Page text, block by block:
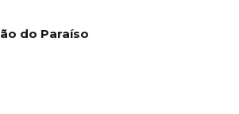
do Paraíso